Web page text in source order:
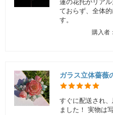
蓮の花托がリア
ておらず、全体
す。
ガラス立体薔
すぐに配送され
ました！ 実物は